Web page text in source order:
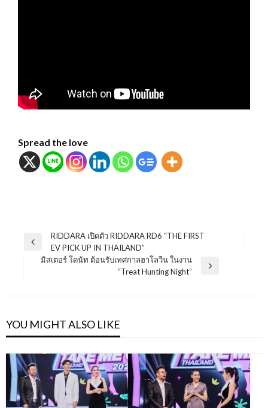
Spread the love
แนะแนว
เรื่อง
Previous
RIDDARA เปิดตัว RIDDARA RD6 “THE FIRST
EV PICK UP IN THAILAND”
มิสเตอร์ โดนัท ต้อนรับเทศกาลฮาโลวีน ในงาน
“Treat Hunting Night”
YOU MIGHT ALSO LIKE